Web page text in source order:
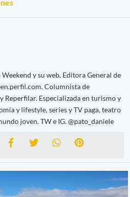
y su web, Editora General de
Columnista de
Reperfilar. Especializada en turismo y
y lifestyle, series y TV paga, teatro
joven. TW e IG. @pato_daniele